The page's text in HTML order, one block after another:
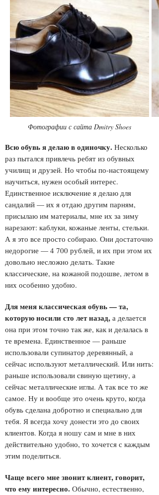
Фотографии с сайта Dmitry Shoes
Всю обувь я делаю в одиночку. Несколько
раз пытался привлечь ребят из обувных
училищ и друзей. Но чтобы по-настоящему
научиться, нужен особый интерес.
Единственное исключение я делаю для
сандалий — их я отдаю другим парням,
присылаю им материалы, мне их за зиму
нарезают: каблуки, кожаные ленты, стельки.
А я это все просто собираю. Они достаточно
недорогие — 4 700 рублей, и их при этом их
довольно несложно делать. Такие
классические, на кожаной подошве, летом в
них особенно удобно.
Для меня классическая обувь — та,
которую носили сто лет назад, а делается
она при этом точно так же, как и делалась в
те времена. Единственное — раньше
использовали супинатор деревянный, а
сейчас используют металлический. Или нить:
раньше использовали свиную щетину, а
сейчас металлические иглы. А так все то же
самое. Ну и вообще это очень круто, когда
обувь сделана добротно и специально для
тебя. Я всегда хочу донести это до своих
клиентов. Когда я ношу сам и мне в них
действительно удобно, то хочется с каждым
этим поделиться.
Чаще всего мне звонит клиент, говорит,
что ему интересно. Обычно, естественно,